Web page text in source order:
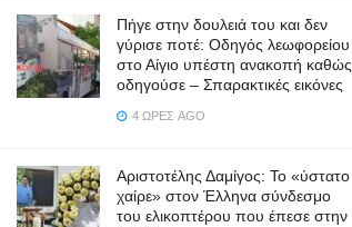
Πήγε στην δουλειά του και δεν
γύρισε ποτέ: Οδηγός λεωφορείου
στο Αίγιο υπέστη ανακοπή καθώς
οδηγούσε – Σπαρακτικές εικόνες
4 ΏΡΕΣ AGO
Αριστοτέλης Δαμίγος: Το «ύστατο
χαίρε» στον Έλληνα σύνδεσμο
του ελικοπτέρου που έπεσε στην